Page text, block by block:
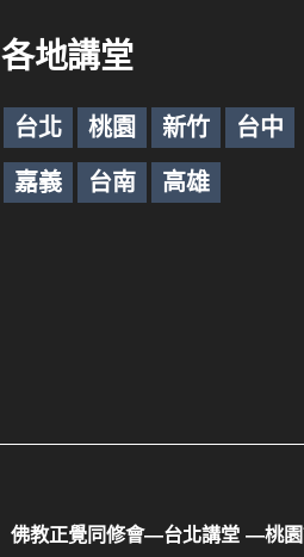
各地講堂
台北 桃園 新竹 台中
嘉義 台南 高雄
佛教正覺同修會—台北講堂 —桃園